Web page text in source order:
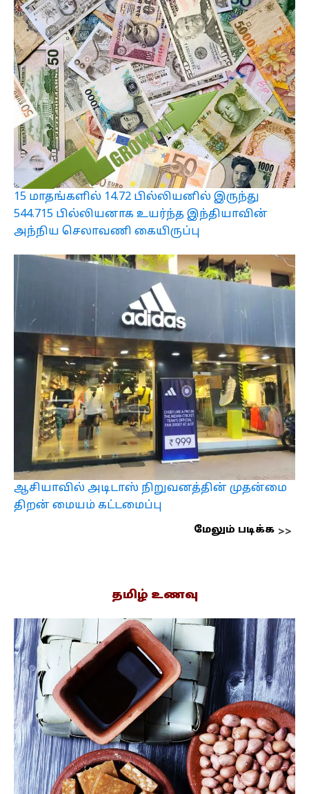
15 மாதங்களில் 14.72 பில்லியனில் இருந்து
544.715 பில்லியனாக உயர்ந்த இந்தியாவின்
அந்நிய செலாவணி கையிருப்பு
ஆசியாவில் அடிடாஸ் நிறுவனத்தின் முதன்மை
திறன் மையம் கட்டமைப்பு
மேலும் படிக்க
தமிழ் உணவு